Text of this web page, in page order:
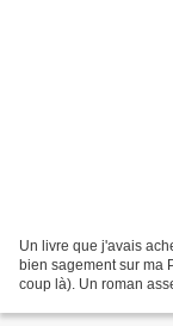
Un livre que j'avais
bien sagement sur ma
coup là). Un roman